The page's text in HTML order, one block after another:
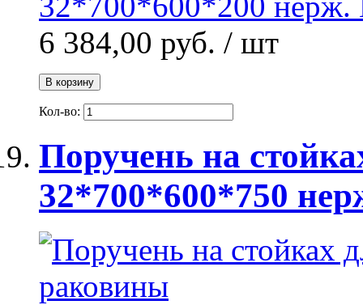
6 384,00 руб. / шт
В корзину
Кол-во:
Поручень на
32*700*600*750